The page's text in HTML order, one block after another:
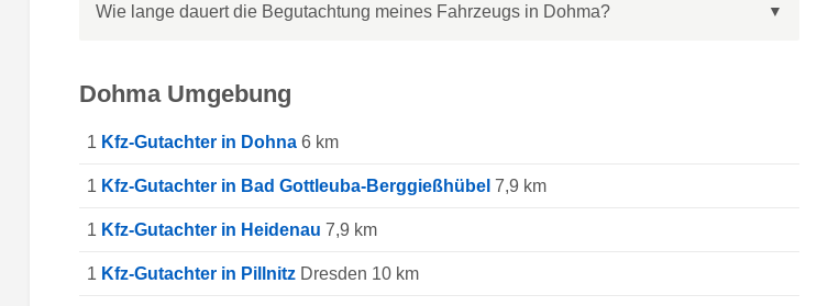
Wie lange dauert die Begutachtung meines Fahrzeugs in Dohma?
Dohma Umgebung
1 Kfz-Gutachter in Dohna6 km
1 Kfz-Gutachter in Bad Gottleuba-Berggießhübel 7,9 km
1 Kfz-Gutachter in Heidenau 7,9 km
1 Kfz-Gutachter in PillnitzDresden 10 km